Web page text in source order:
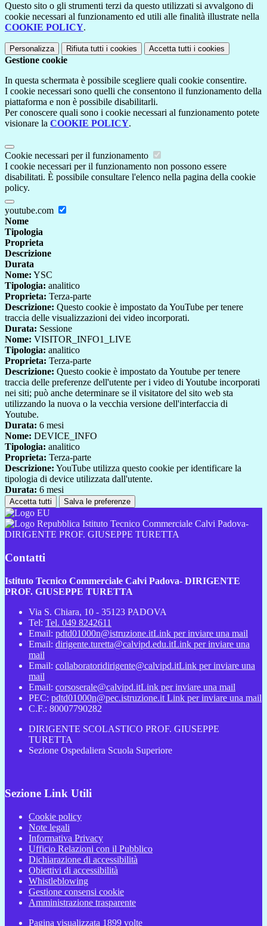
Questo sito o gli strumenti terzi da questo utilizzati si avvalgono di
cookie necessari al funzionamento ed utili alle finalità illustrate nella
COOKIE POLICY.
Personalizza Rifiuta tutti i cookies Accetta tutti i cookies
Gestione cookie
In questa schermata è possibile scegliere quali cookie consentire.
I cookie necessari sono quelli che consentono il funzionamento della
piattaforma e non è possibile disabilitarli.
Per conoscere quali sono i cookie necessari al funzionamento potete
visionare la COOKIE POLICY.
Cookie necessari per il funzionamento
I cookie necessari per il funzionamento non possono essere
disabilitati. È possibile consultare l'elenco nella pagina della cookie
policy.
youtube.com
Nome
Tipologia
Proprieta
Descrizione
Durata
Nome: YSC
Tipologia: analitico
Proprieta: Terza-parte
Descrizione: Questo cookie è impostato da YouTube per tenere
traccia delle visualizzazioni dei video incorporati.
Durata: Sessione
Nome: VISITOR_INFO1_LIVE
Tipologia: analitico
Proprieta: Terza-parte
Descrizione: Questo cookie è impostato da Youtube per tenere
traccia delle preferenze dell'utente per i video di Youtube incorporati
nei siti; può anche determinare se il visitatore del sito web sta
utilizzando la nuova o la vecchia versione dell'interfaccia di
Youtube.
Durata: 6 mesi
Nome: DEVICE_INFO
Tipologia: analitico
Proprieta: Terza-parte
Descrizione: YouTube utilizza questo cookie per identificare la
tipologia di device utilizzata dall'utente.
Durata: 6 mesi
Accetta tutti Salva le preferenze
Istituto Tecnico Commerciale Calvi Padova-
DIRIGENTE PROF. GIUSEPPE TURETTA
Contatti
Istituto Tecnico Commerciale Calvi Padova- DIRIGENTE
PROF. GIUSEPPE TURETTA
Via S. Chiara, 10 - 35123 PADOVA
Tel: Tel. 049 8242611
Email: pdtd01000n@istruzione.itLink per inviare una mail
Email: dirigente.turetta@calvipd.edu.itLink per inviare una
mail
Email: collaboratoridirigente@calvipd.itLink per inviare una
mail
Email: corsoserale@calvipd.itLink per inviare una mail
PEC: pdtd01000n@pec.istruzione.it Link per inviare una mail
C.F.: 80007790282
DIRIGENTE SCOLASTICO PROF. GIUSEPPE
TURETTA
Sezione Ospedaliera Scuola Superiore
Sezione Link Utili
Cookie policy
Note legali
Informativa Privacy
Ufficio Relazioni con il Pubblico
Dichiarazione di accessibilità
Obiettivi di accessibilità
Whistleblowing
Gestione consensi cookie
Amministrazione trasparente
Pagina visualizzata 1899 volte